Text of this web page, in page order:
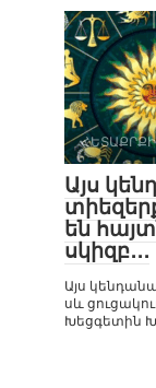
Այս
են
սկիզբ․․․
Այս
սև
Խեցգետին